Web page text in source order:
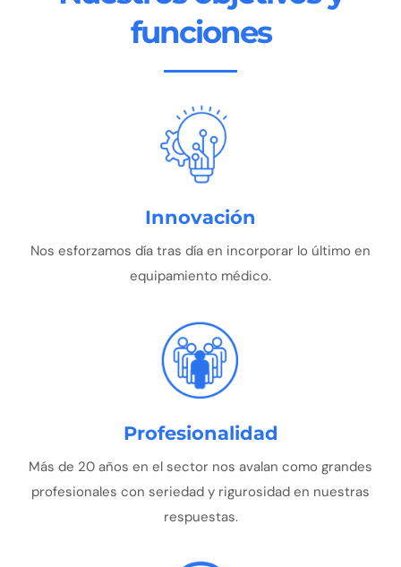
funciones
Innovación
Nos esforzamos día tras día en incorporar lo último en
equipamiento médico.
Profesionalidad
Más de 20 años en el sector nos avalan como grandes
profesionales con seriedad y rigurosidad en nuestras
respuestas.